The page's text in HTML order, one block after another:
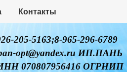
Контакты
205-5163;8-965-296-6789
opt@yandex.ru ИП.ПАНЬ
070807956416 ОГРНИП